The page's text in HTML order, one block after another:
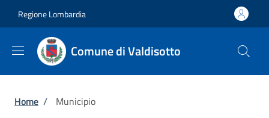
Regione Lombardia
Comune di Valdisotto
Briciole di pane
Home / Municipio